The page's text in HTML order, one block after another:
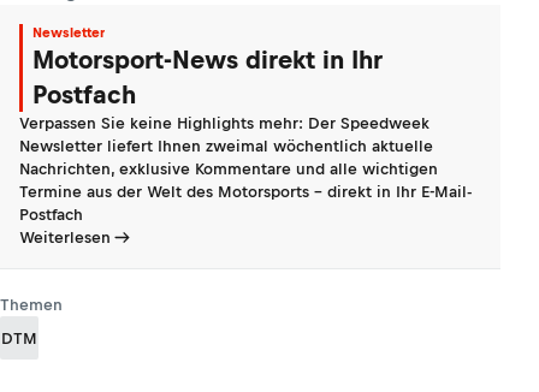
Newsletter
Motorsport-News direkt in Ihr
Postfach
Verpassen Sie keine Highlights mehr: Der Speedweek
Newsletter liefert Ihnen zweimal wöchentlich aktuelle
Nachrichten, exklusive Kommentare und alle wichtigen
Termine aus der Welt des Motorsports - direkt in Ihr E-Mail-
Postfach
Weiterlesen
Themen
DTM